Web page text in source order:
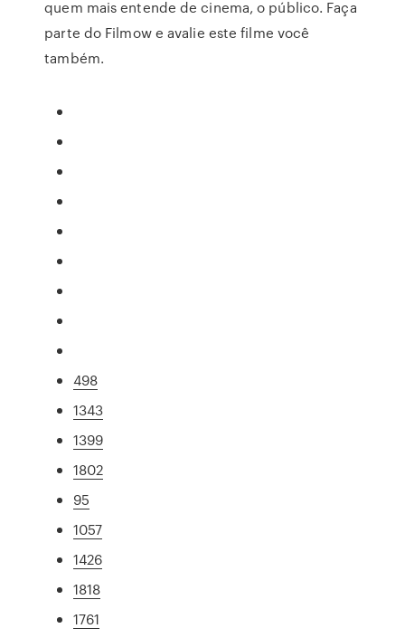
quem mais entende de cinema, o público. Faça
parte do Filmow e avalie este filme você
também.
498
1343
1399
1802
95
1057
1426
1818
1761